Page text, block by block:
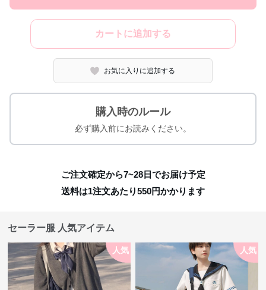
カートに追加する
お気に入りに追加する
購入時のルール
必ず購入前にお読みください。
ご注文確定から7~28日でお届け予定
送料は1注文あたり550円かかります
セーラー服 人気アイテム
人気 人気